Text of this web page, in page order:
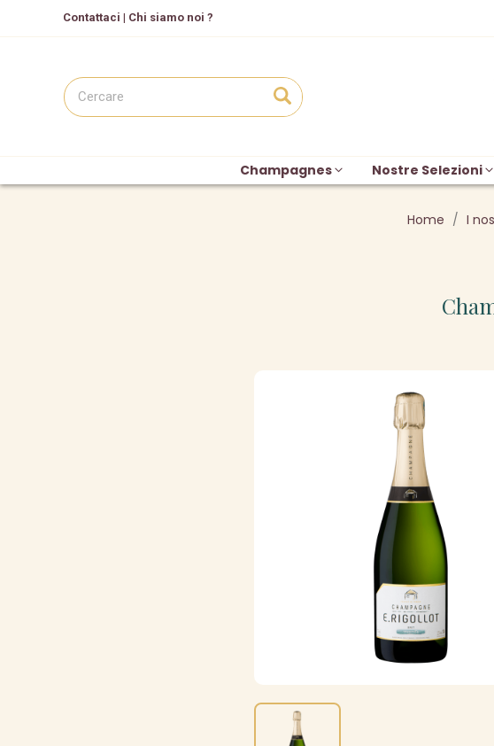
Contattaci | Chi siamo noi ?
Champagnes Nostre Selezioni
Home I